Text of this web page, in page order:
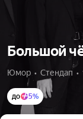
Большой
Юмор  •  Стендап  •
до 5%